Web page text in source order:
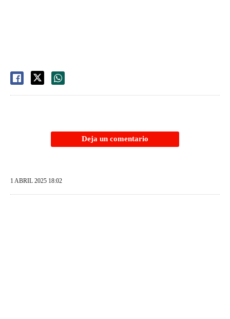
Deja un comentario
1 ABRIL 2025 18:02